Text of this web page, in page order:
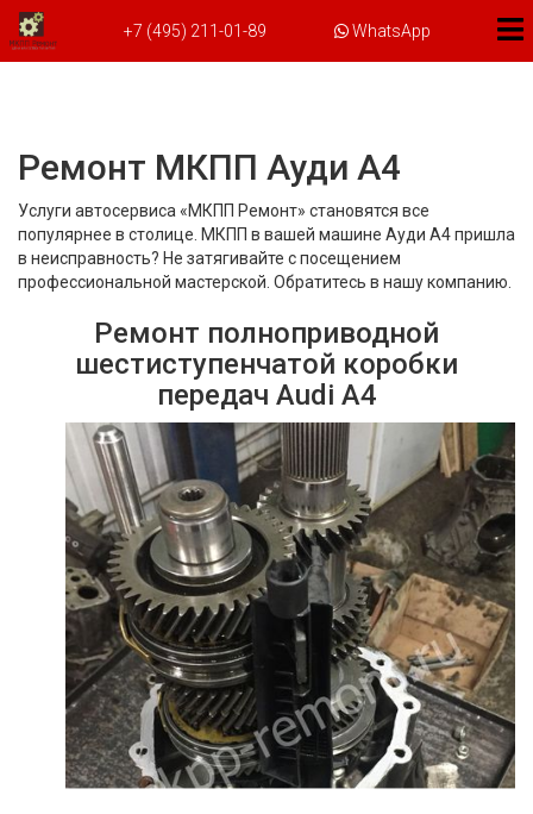
+7 (495) 211-01-89 WhatsApp
Ремонт МКПП Ауди А4
Услуги автосервиса «МКПП Ремонт» становятся все
популярнее в столице. МКПП в вашей машине Ауди А4 пришла
в неисправность? Не затягивайте с посещением
профессиональной мастерской. Обратитесь в нашу компанию.
Ремонт полноприводной
шестиступенчатой коробки
передач Audi A4